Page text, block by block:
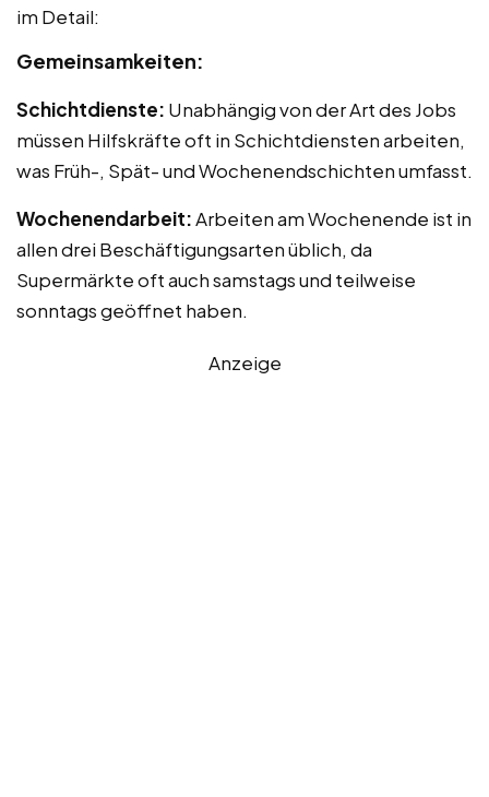
im Detail:
Gemeinsamkeiten:
Schichtdienste: Unabhängig von der Art des Jobs
müssen Hilfskräfte oft in Schichtdiensten arbeiten,
was Früh-, Spät- und Wochenendschichten umfasst.
Wochenendarbeit:Arbeiten am Wochenende ist in
allen drei Beschäftigungsarten üblich, da
Supermärkte oft auch samstags und teilweise
sonntags geöffnet haben.
Anzeige